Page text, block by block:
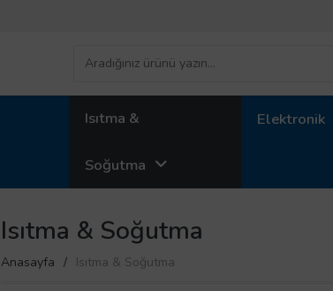
Isıtma &
Soğutma
Elektronik
Isıtma & Soğutma
Anasayfa Isıtma & Soğutma